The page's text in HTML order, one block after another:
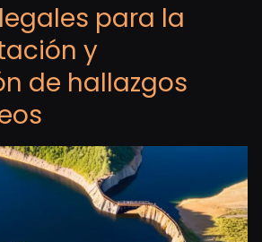
para la
y
de hallazgos